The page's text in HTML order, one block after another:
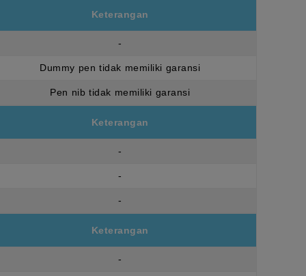
Keterangan
-
Dummy pen tidak memiliki garansi
Pen nib tidak memiliki garansi
Keterangan
-
-
-
Keterangan
-